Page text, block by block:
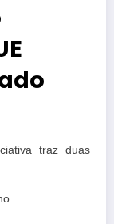
traz duas